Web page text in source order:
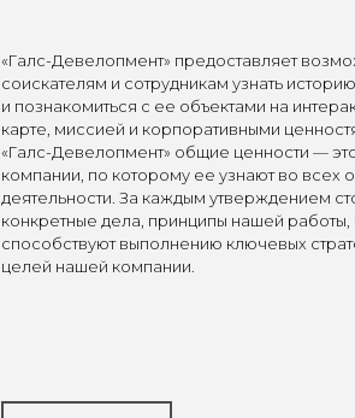
«Галс-Девелопмент» предоставляет
соискателям и сотрудникам узнать
и познакомиться с ее объектами на
карте, миссией и корпоративными
«Галс-Девелопмент» общие ценности —
компании, по которому ее узнают во всех
деятельности. За каждым утверждением
конкретные дела, принципы нашей работы,
способствуют выполнению ключевых
целей нашей компании.